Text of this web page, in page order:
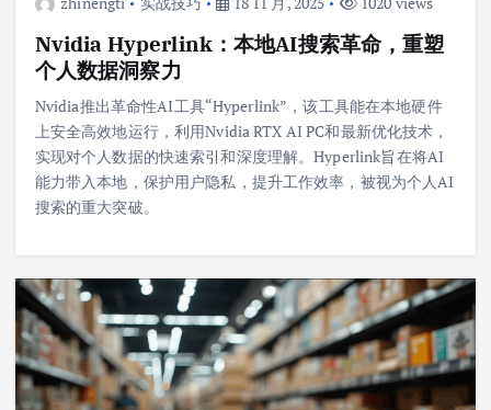
Nvidia Hyperlink：本地AI搜索革命，重塑
个人数据洞察力
Nvidia推出革命性AI工具“Hyperlink”，该工具能在本地硬件
上安全高效地运行，利用Nvidia RTX AI PC和最新优化技术，
实现对个人数据的快速索引和深度理解。Hyperlink旨在将AI
能力带入本地，保护用户隐私，提升工作效率，被视为个人AI
搜索的重大突破。